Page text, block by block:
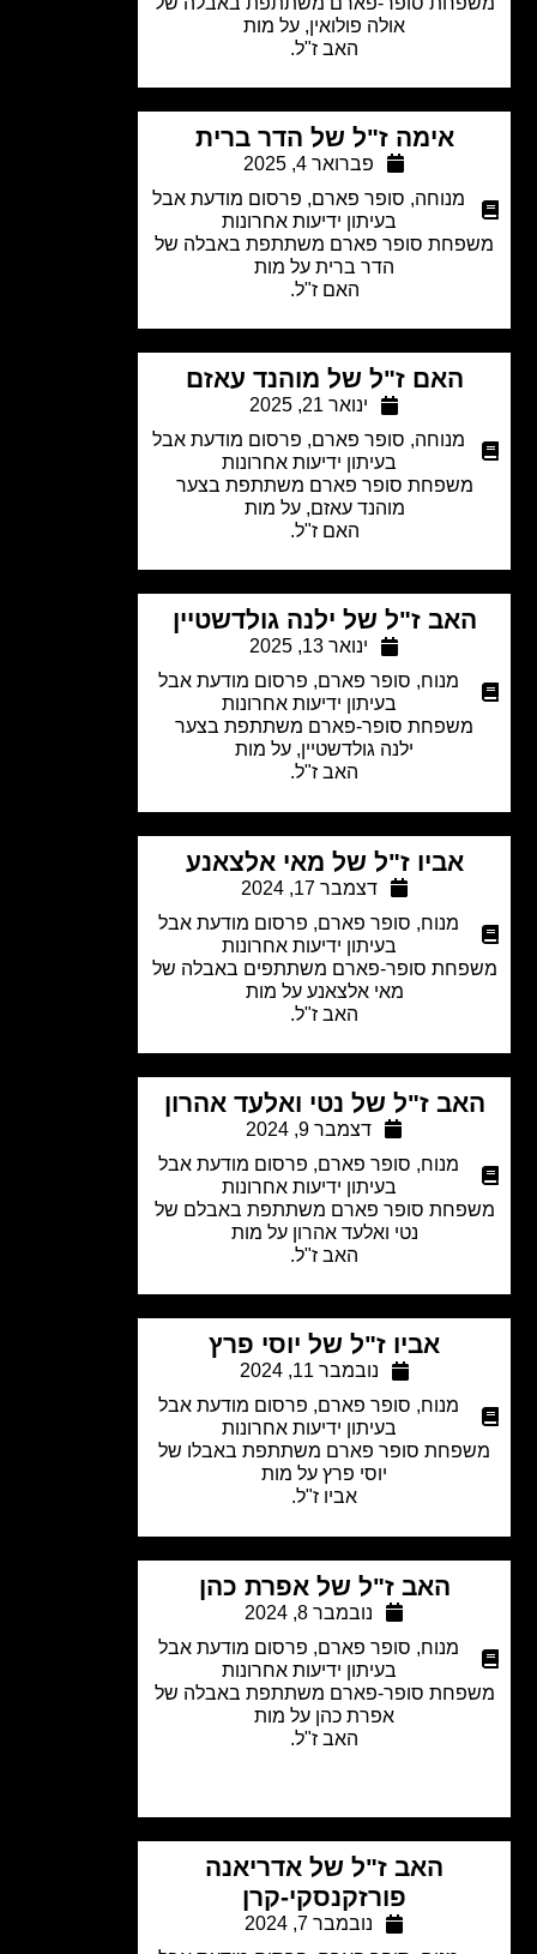
אולה פולואין, על מות
האב ז"ל.
אימה ז"ל של הדר ברית
פברואר 4, 2025
מנוחה
סופר פארם,פרסום מודעת אבל
בעיתון ידיעות אחרונות
סופר פארם משתתפת באבלה של
הדר ברית על מות
האם ז"ל.
האם ז"ל של מוהנד עאזם
ינואר 21, 2025
מנוחה
סופר פארם,פרסום מודעת אבל
בעיתון ידיעות אחרונות
משפחת סופר פארם משתתפת בצער
מוהנד עאזם,על מות
האם ז"ל.
ז"ל של ילנה גולדשטיין
ינואר 13, 2025
מנוח, סופר פארם,פרסום מודעת אבל
בעיתון ידיעות אחרונות
משפחת סופר-פארם משתתפת בצער
ילנה גולדשטיין,על מות
האב ז"ל.
אביו ז"ל של מאי אלצאנע
דצמבר 17, 2024
מנוח, סופר פארם,פרסום מודעת אבל
בעיתון ידיעות אחרונות
סופר-פארם משתתפים באבלה של
מאי אלצאנעעל מות
האב ז"ל.
ז"ל של נטי ואלעד אהרון
דצמבר 9, 2024
מנוח, סופר פארם,פרסום מודעת אבל
בעיתון ידיעות אחרונות
סופר פארם משתתפת באבלם של
נטי ואלעד אהרון על מות
האב ז"ל.
אביו ז"ל של יוסי פרץ
נובמבר 11, 2024
מנוח, סופר פארם,פרסום מודעת אבל
בעיתון ידיעות אחרונות
סופר פארם משתתפת באבלו של
יוסי פרץ על מות
אביו ז"ל.
האב ז"ל של אפרת כהן
נובמבר 8, 2024
מנוח, סופר פארם,פרסום מודעת אבל
בעיתון ידיעות אחרונות
סופר-פארם משתתפת באבלה של
אפרת כהןעל מות
האב ז"ל.
האב ז"ל של אדריאנה
פורזקנסקי-קרן
נובמבר 7, 2024